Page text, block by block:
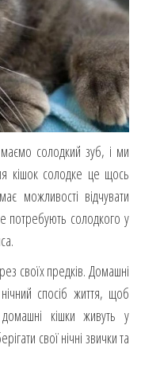
солодкий зуб, і ми
кішок солодке це щось
можливості відчувати
потребують солодкого у
своїх предків. Домашні
спосіб життя, щоб
кішки живуть у
свої нічні звички та